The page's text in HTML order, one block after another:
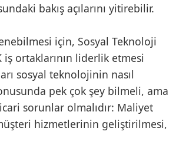
bakış açılarını yitirebilir.
için, Sosyal Teknoloji
ortaklarının liderlik etmesi
sosyal teknolojinin nasıl
pek çok şey bilmeli, ama
sorunlar olmalıdır: Maliyet
hizmetlerinin geliştirilmesi,